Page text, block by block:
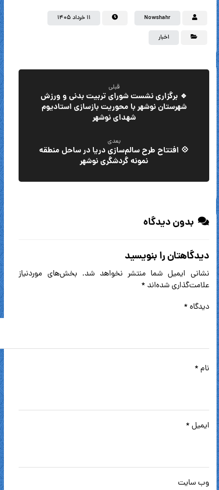
Nowshahr ۱۱ خرداد ۱۴۰۵
اخبار
قبلی
🔹 برگزاری نشست شورای تربیت بدنی و ورزش
شهرستان نوشهر با محوریت بازسازی استادیوم
شهدای نوشهر
بعدی
💠 افتتاح طرح سالم‌سازی دریا در ساحل منطقه
نمونه گردشگری نوشهر
بدون دیدگاه
دیدگاهتان را بنویسید
نشانی ایمیل شما منتشر نخواهد شد. بخش‌های موردنیاز
علامت‌گذاری شده‌اند *
دیدگاه *
نام *
ایمیل *
وب‌ سایت